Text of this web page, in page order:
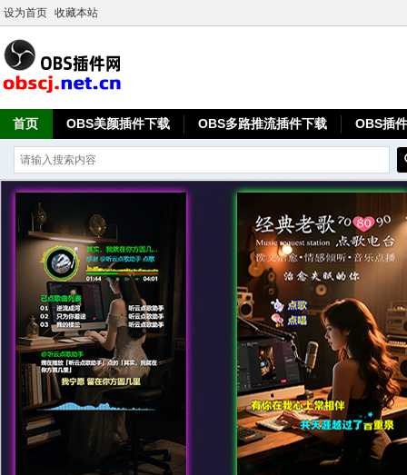
设为首页 收藏本站
首页 OBS美颜插件下载 OBS多路推流插件下载 OBS插